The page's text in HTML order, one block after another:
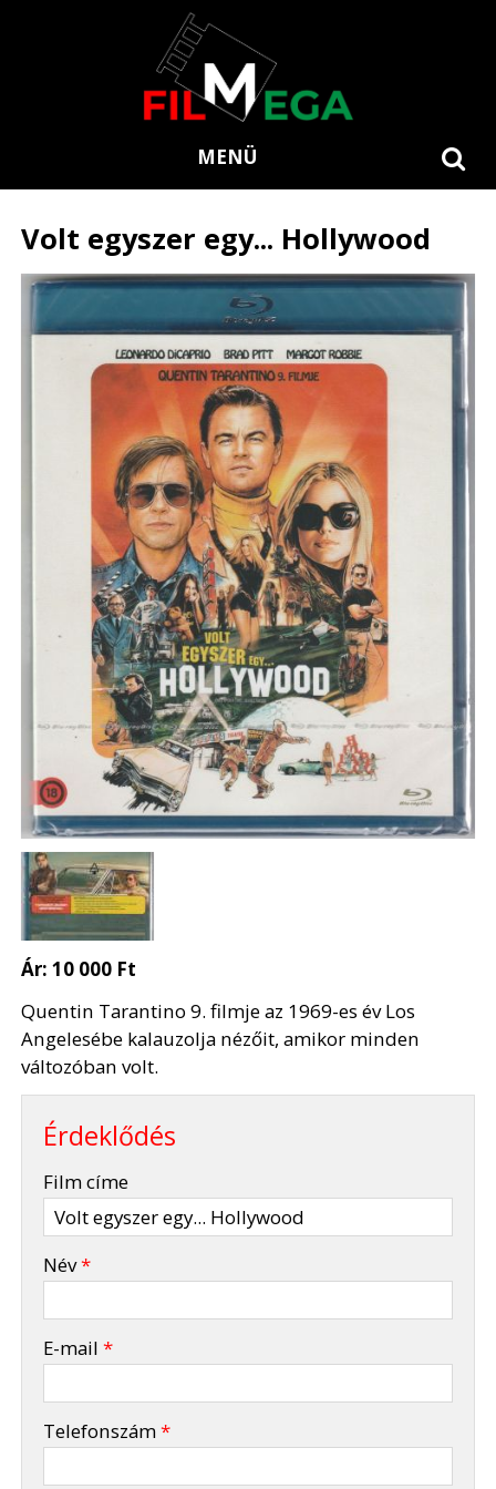
MENÜ
Volt egyszer egy... Hollywood
Ár:10 000 Ft
Quentin Tarantino 9. filmje az 1969-es év Los
Angelesébe kalauzolja nézőit, amikor minden
változóban volt.
Érdeklődés
Film címe
Név*
E-mail*
Telefonszám*